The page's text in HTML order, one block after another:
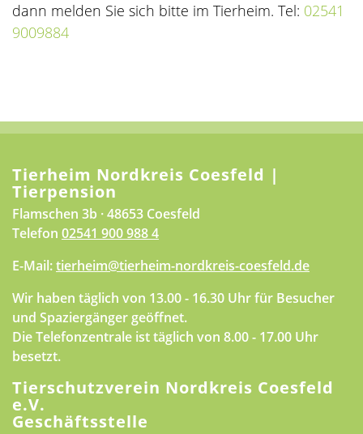
dann melden Sie sich bitte im Tierheim. Tel: 02541
9009884
Tierheim Nordkreis Coesfeld |
Tierpension
Flamschen 3b · 48653 Coesfeld
Telefon 02541 900 988 4
E-Mail:tierheim@tierheim-nordkreis-coesfeld.de
Wir haben täglich von 13.00 - 16.30 Uhr für Besucher
und Spaziergänger geöffnet.
Die Telefonzentrale ist täglich von 8.00 - 17.00 Uhr
besetzt.
Tierschutzverein Nordkreis Coesfeld
e.V.
Geschäftsstelle